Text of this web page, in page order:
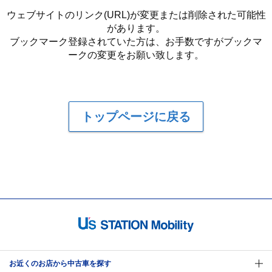
ウェブサイトのリンク(URL)が変更または削除された可能性
があります。
ブックマーク登録されていた方は、お手数ですがブックマ
ークの変更をお願い致します。
トップページに戻る
お近くのお店から中古車を探す